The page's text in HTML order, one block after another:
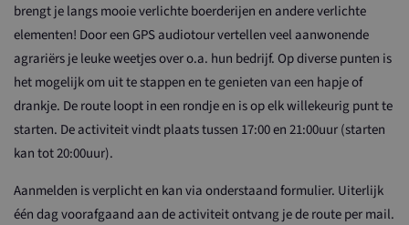
brengt je langs mooie verlichte boerderijen en andere verlichte
elementen! Door een GPS audiotour vertellen veel aanwonende
agrariërs je leuke weetjes over o.a. hun bedrijf. Op diverse punten is
het mogelijk om uit te stappen en te genieten van een hapje of
drankje. De route loopt in een rondje en is op elk willekeurig punt te
starten. De activiteit vindt plaats tussen 17:00 en 21:00uur (starten
kan tot 20:00uur).
Aanmelden is verplicht en kan via onderstaand formulier. Uiterlijk
één dag voorafgaand aan de activiteit ontvang je de route per mail.